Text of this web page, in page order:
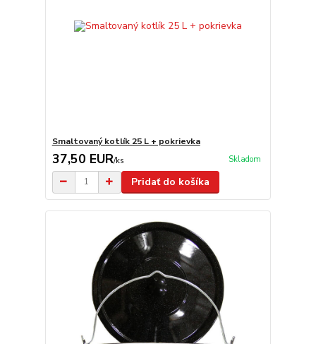
Smaltovaný kotlík 25 L + pokrievka
37,50 EUR/ks Skladom
Pridať do košíka